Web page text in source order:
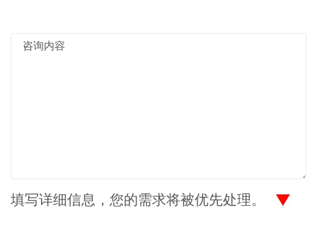
填写详细信息，您的需求将被优先处理。